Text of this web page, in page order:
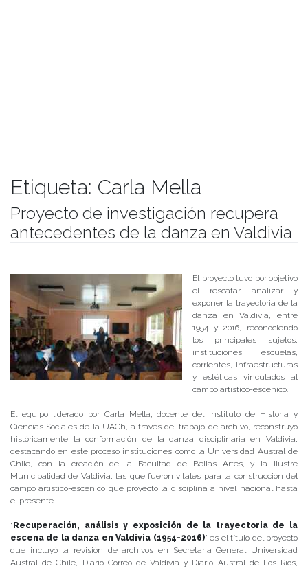
Etiqueta: Carla Mella
Proyecto de investigación recupera
antecedentes de la danza en Valdivia
El proyecto tuvo por objetivo
el rescatar, analizar y
exponer la trayectoria de la
danza en Valdivia, entre
1954 y 2016, reconociendo
los principales sujetos,
instituciones, escuelas,
corrientes, infraestructuras
y estéticas vinculados al
campo artístico-escénico.
El equipo liderado por Carla Mella, docente del Instituto de Historia y
Ciencias Sociales de la UACh, a través del trabajo de archivo, reconstruyó
históricamente la conformación de la danza disciplinaria en Valdivia,
destacando en este proceso instituciones como la Universidad Austral de
Chile, con la creación de la Facultad de Bellas Artes, y la Ilustre
Municipalidad de Valdivia, las que fueron vitales para la construcción del
campo artístico-escénico que proyectó la disciplina a nivel nacional hasta
el presente.
“Recuperación, análisis y exposición de la trayectoria de la
escena de la danza en Valdivia (1954-2016)” es el título del proyecto
que incluyó la revisión de archivos en Secretaria General Universidad
Austral de Chile, Diario Correo de Valdivia y Diario Austral de Los Ríos,